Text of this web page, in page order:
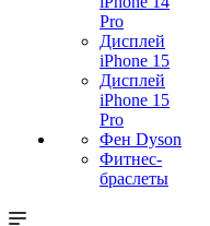
Pro
Дисплей
iPhone 15
Дисплей
iPhone 15
Pro
Фен Dyson
Фитнес-
браслеты